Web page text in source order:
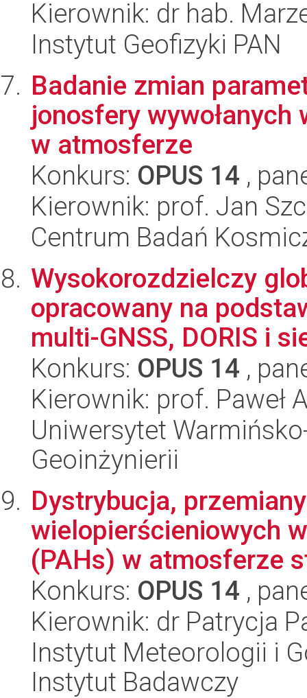
Kierownik: dr hab.
Instytut Geofizyki PAN
Badanie zmian
jonosfery wywołanych
w atmosferze
Konkurs: OPUS 14 ,
Kierownik: prof. Jan
Centrum Badań
Wysokorozdzielczy
opracowany na
multi-GNSS, DORIS i
Konkurs: OPUS 14 ,
Kierownik: prof. Paweł
Uniwersytet
Geoinżynierii
Dystrybucja,
wielopierścieniowych
(PAHs) w atmosferze
Konkurs: OPUS 14 ,
Kierownik: dr Patrycja
Instytut Meteorologii i
Instytut Badawczy